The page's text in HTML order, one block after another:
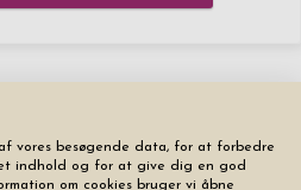
også kunne lide
vores besøgende data, for at forbedre
indhold og for at give dig en god
om cookies bruger vi åbne